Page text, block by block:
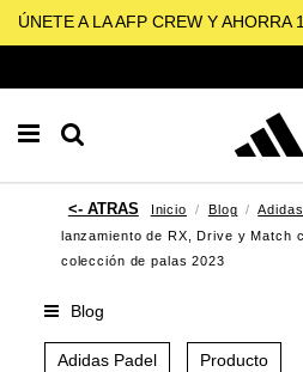
ÚNETE A LA AFP CREW Y
Inicio Blog
lanzamiento de RX, Drive y Match
colección de palas 2023
Blog
Adidas Padel Producto